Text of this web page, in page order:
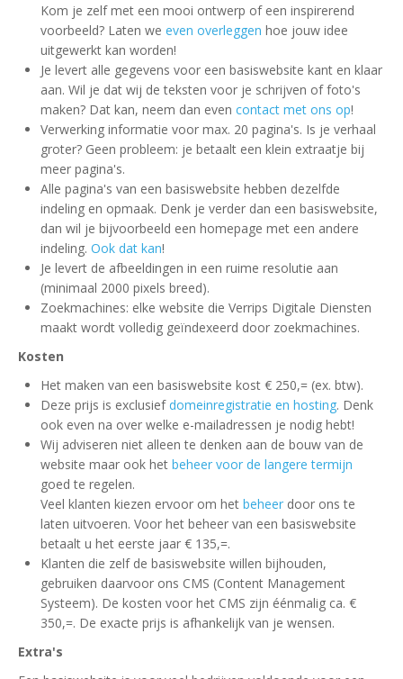
Kom je zelf met een mooi ontwerp of een inspirerend
voorbeeld? Laten we even overleggen hoe jouw idee
uitgewerkt kan worden!
Je levert alle gegevens voor een basiswebsite kant en klaar
aan. Wil je dat wij de teksten voor je schrijven of foto's
maken? Dat kan, neem dan even contact met ons op!
Verwerking informatie voor max. 20 pagina's. Is je verhaal
groter? Geen probleem: je betaalt een klein extraatje bij
meer pagina's.
Alle pagina's van een basiswebsite hebben dezelfde
indeling en opmaak. Denk je verder dan een basiswebsite,
dan wil je bijvoorbeeld een homepage met een andere
indeling. Ook dat kan!
Je levert de afbeeldingen in een ruime resolutie aan
(minimaal 2000 pixels breed).
Zoekmachines: elke website die Verrips Digitale Diensten
maakt wordt volledig geïndexeerd door zoekmachines.
Kosten
Het maken van een basiswebsite kost € 250,= (ex. btw).
Deze prijs is exclusiefdomeinregistratie en hosting. Denk
ook even na over welke e-mailadressen je nodig hebt!
Wij adviseren niet alleen te denken aan de bouw van de
website maar ook het beheer voor de langere termijn
goed te regelen.
Veel klanten kiezen ervoor om het beheer door ons te
laten uitvoeren. Voor het beheer van een basiswebsite
betaalt u het eerste jaar € 135,=.
Klanten die zelf de basiswebsite willen bijhouden,
gebruiken daarvoor ons CMS (Content Management
Systeem). De kosten voor het CMS zijn éénmalig ca. €
350,=. De exacte prijs is afhankelijk van je wensen.
Extra's